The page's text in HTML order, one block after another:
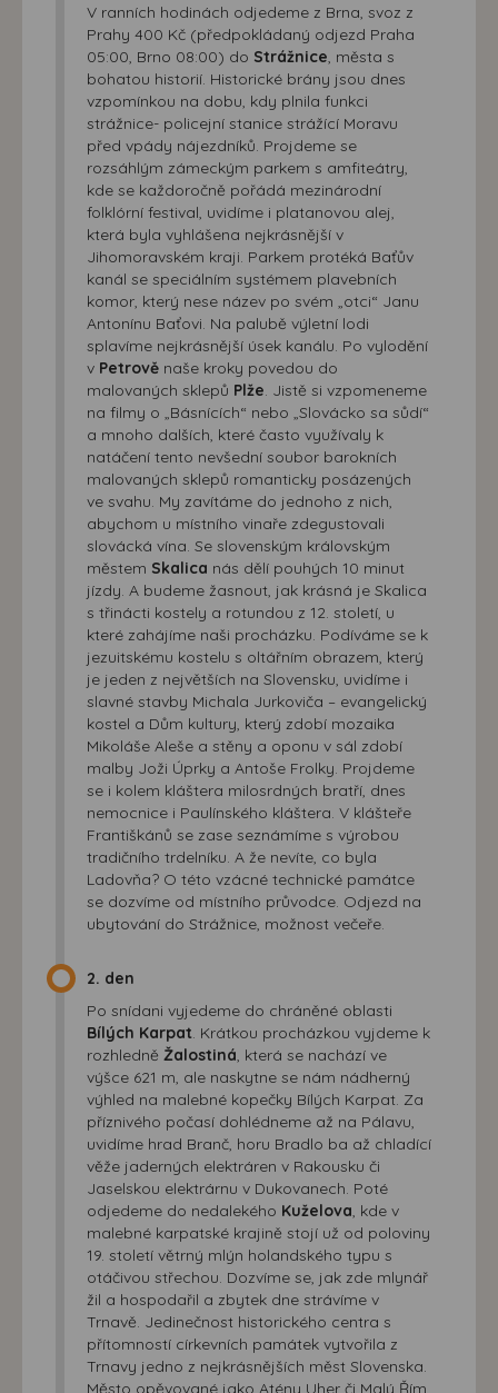
V ranních hodinách odjedeme z Brna, svoz z
Prahy 400 Kč (předpokládaný odjezd Praha
05:00, Brno 08:00) do Strážnice , města s
bohatou historií. Historické brány jsou dnes
vzpomínkou na dobu, kdy plnila funkci
strážnice- policejní stanice strážící Moravu
před vpády nájezdníků. Projdeme se
rozsáhlým zámeckým parkem s amfiteátry,
kde se každoročně pořádá mezinárodní
folklórní festival, uvidíme i platanovou alej,
která byla vyhlášena nejkrásnější v
Jihomoravském kraji. Parkem protéká Baťův
kanál se speciálním systémem plavebních
komor, který nese název po svém „otci“ Janu
Antonínu Baťovi. Na palubě výletní lodi
splavíme nejkrásnější úsek kanálu. Po vylodění
v Petrově naše kroky povedou do
malovaných sklepů Plže . Jistě si vzpomeneme
na filmy o „Básnících“ nebo „Slovácko sa sůdí“
a mnoho dalších, které často využívaly k
natáčení tento nevšední soubor barokních
malovaných sklepů romanticky posázených
ve svahu. My zavítáme do jednoho z nich,
abychom u místního vinaře zdegustovali
slovácká vína. Se slovenským královským
městem Skalica nás dělí pouhých 10 minut
jízdy. A budeme žasnout, jak krásná je Skalica
s třinácti kostely a rotundou z 12. století, u
které zahájíme naši procházku. Podíváme se k
jezuitskému kostelu s oltářním obrazem, který
je jeden z největších na Slovensku, uvidíme i
slavné stavby Michala Jurkoviča – evangelický
kostel a Dům kultury, který zdobí mozaika
Mikoláše Aleše a stěny a oponu v sál zdobí
malby Joži Úprky a Antoše Frolky. Projdeme
se i kolem kláštera milosrdných bratří, dnes
nemocnice i Paulínského kláštera. V klášteře
Františkánů se zase seznámíme s výrobou
tradičního trdelníku. A že nevíte, co byla
Ladovňa? O této vzácné technické památce
se dozvíme od místního průvodce. Odjezd na
ubytování do Strážnice, možnost večeře.
2. den
Po snídani vyjedeme do chráněné oblasti
Bílých Karpat . Krátkou procházkou vyjdeme k
rozhledně Žalostiná , která se nachází ve
výšce 621 m, ale naskytne se nám nádherný
výhled na malebné kopečky Bílých Karpat. Za
příznivého počasí dohlédneme až na Pálavu,
uvidíme hrad Branč, horu Bradlo ba až chladící
věže jaderných elektráren v Rakousku či
Jaselskou elektrárnu v Dukovanech. Poté
odjedeme do nedalekého Kuželova , kde v
malebné karpatské krajině stojí už od poloviny
19. století větrný mlýn holandského typu s
otáčivou střechou. Dozvíme se, jak zde mlynář
žil a hospodařil a zbytek dne strávíme v
Trnavě. Jedinečnost historického centra s
přítomností církevních památek vytvořila z
Trnavy jedno z nejkrásnějších měst Slovenska.
Město opěvované jako Atény Uher či Malý Řím,